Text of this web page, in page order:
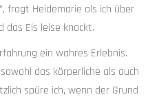
fragt Heidemarie als ich über
das Eis leise knackt.
ein wahres Erlebnis.
das körperliche als auch
spüre ich, wenn der Grund